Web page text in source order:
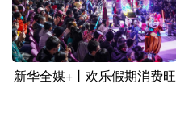
新华全媒+丨欢乐假期消费旺